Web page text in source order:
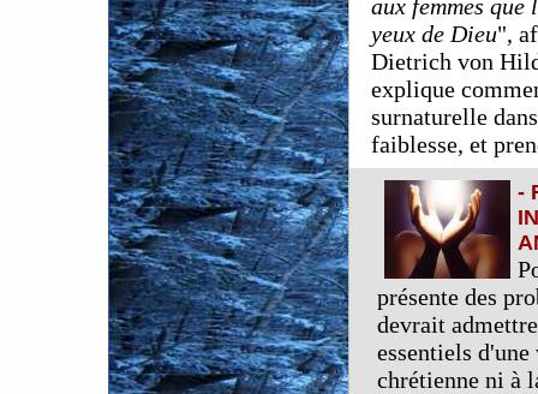
aux femmes
yeux de Dieu",
Dietrich von
explique
surnaturelle
faiblesse, et
-
présente des
devrait
essentiels
chrétienne ni à